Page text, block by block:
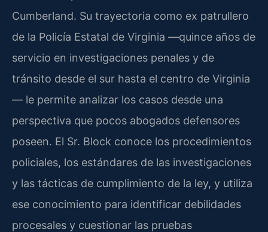
Cumberland. Su trayectoria como ex patrullero
de la Policía Estatal de Virginia —quince años de
servicio en investigaciones penales y de
tránsito desde el sur hasta el centro de Virginia
— le permite analizar los casos desde una
perspectiva que pocos abogados defensores
poseen. El Sr. Block conoce los procedimientos
policiales, los estándares de las investigaciones
y las tácticas de cumplimiento de la ley, y utiliza
ese conocimiento para identificar debilidades
procesales y cuestionar las pruebas